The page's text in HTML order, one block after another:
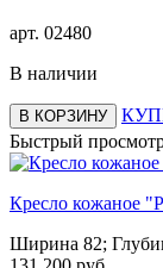
арт. 02480
В наличии
В КОРЗИНУ
Быстрый
Кресло
Ширина 82;